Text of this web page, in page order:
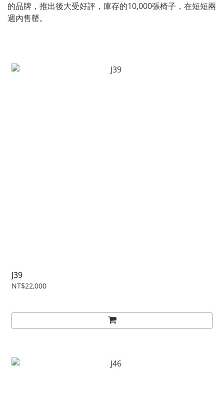
的品牌，推出後大受好評，庫存的10,000張椅子，在短短兩
週內售罄。
J39
NT$22,000